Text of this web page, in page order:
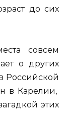
до сих
совсем
о других
Российской
в Карелии,
этих